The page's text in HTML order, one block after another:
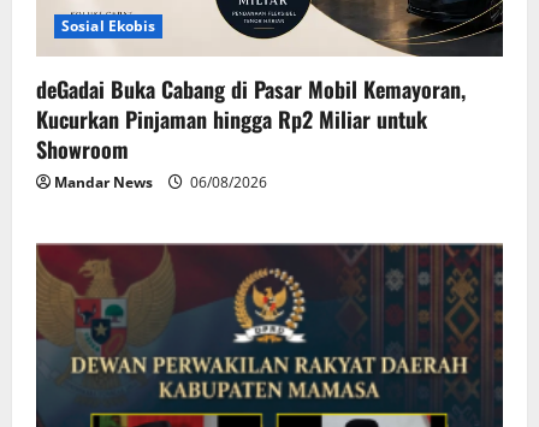
Sosial Ekobis
deGadai Buka Cabang di Pasar Mobil Kemayoran,
Kucurkan Pinjaman hingga Rp2 Miliar untuk
Showroom
Mandar News 06/08/2026